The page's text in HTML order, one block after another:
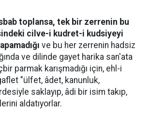
toplansa, tek bir zerrenin bu
cilve-i kudret-i kudsiyeyi
ve bu her zerrenin hadsiz
ve dilinde gayet harika san'ata
parmak karışmadığı için, ehl-i
"ülfet, âdet, kanunluk,
saklayıp, âdi bir isim takıp,
aldatıyorlar.